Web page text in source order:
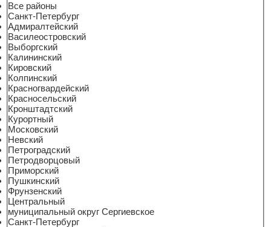
Все районы
Санкт-Петербург
Адмиралтейский
Василеостровский
Выборгский
Калининский
Кировский
Колпинский
Красногвардейский
Красносельский
Кронштадтский
Курортный
Московский
Невский
Петроградский
Петродворцовый
Приморский
Пушкинский
Фрунзенский
Центральный
муниципальный округ Сергиевское
Санкт-Петербург